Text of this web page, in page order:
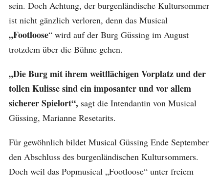
sein. Doch Achtung, der burgenländische Kultursommer
ist nicht gänzlich verloren, denn das Musical
„Footloose“ wird auf der Burg Güssing im August
trotzdem über die Bühne gehen.
„Die Burg mit ihrem weitflächigen Vorplatz und der
tollen Kulisse sind ein imposanter und vor allem
sicherer Spielort“, sagt die Intendantin von Musical
Güssing, Marianne Resetarits.
Für gewöhnlich bildet Musical Güssing Ende September
den Abschluss des burgenländischen Kultursommers.
Doch weil das Popmusical „Footloose“ unter freiem